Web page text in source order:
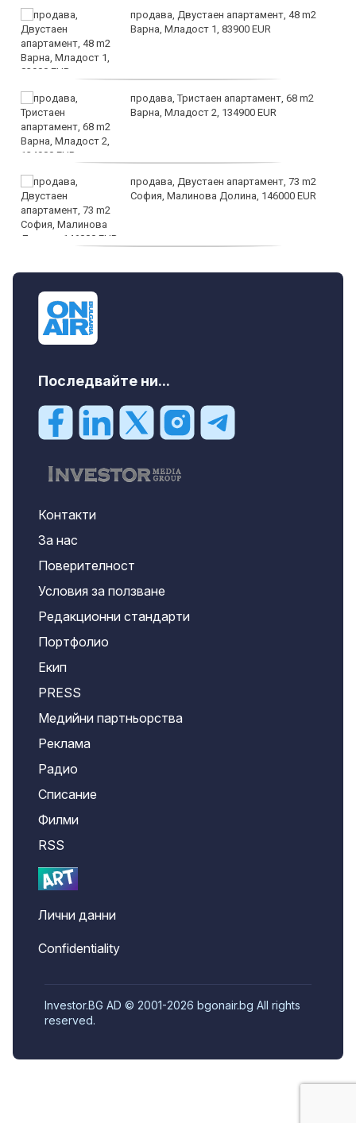
продава, Двустаен апартамент, 48 m2
Варна, Младост 1, 83900 EUR
продава, Тристаен апартамент, 68 m2
Варна, Младост 2, 134900 EUR
продава, Двустаен апартамент, 73 m2
София, Малинова Долина, 146000 EUR
Последвайте ни...
Контакти
За нас
Поверителност
Условия за ползване
Редакционни стандарти
Портфолио
Екип
PRESS
Медийни партньорства
Реклама
Радио
Списание
Филми
RSS
Лични данни
Confidentiality
Investor.BG AD © 2001-2026 bgonair.bg All rights
reserved.